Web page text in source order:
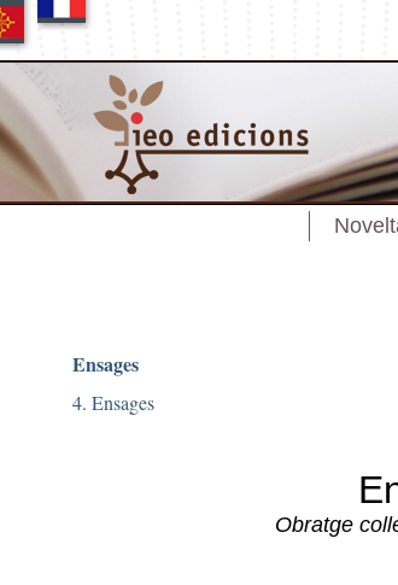
Ensages
4. Ensages
Obratge